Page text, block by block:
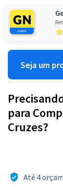
Seja um
para
Cruzes?
Até 4